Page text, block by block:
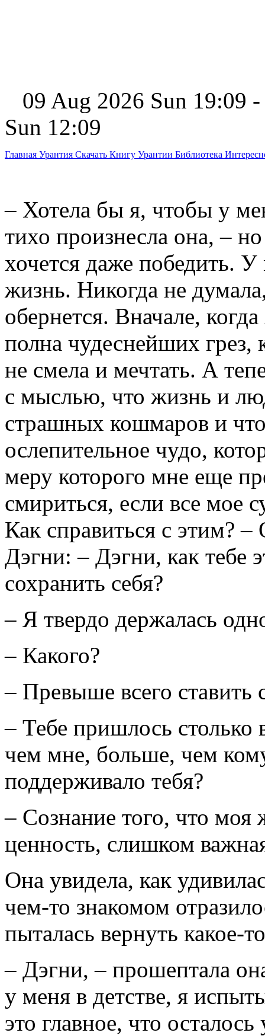
09 Aug 2026 Sun 19:09
Sun 12:09
Главная Урантия Скачать Книгу Урантии Библиотека
– Хотела бы я, чтобы у
тихо произнесла она, –
хочется даже победить.
жизнь. Никогда не
обернется. Вначале,
полна чудеснейших грез,
не смела и мечтать. А
с мыслью, что жизнь и
страшных кошмаров и
ослепительное чудо,
меру которого мне еще
смириться, если все мое
Как справиться с этим?
Дэгни: – Дэгни, как тебе
сохранить себя?
– Я твердо держалась
– Какого?
– Превыше всего ставить
– Тебе пришлось
чем мне, больше, чем
поддерживало тебя?
– Сознание того, что моя
ценность, слишком
Она увидела, как
чем-то знакомом
пыталась вернуть какое-
– Дэгни, – прошептала
у меня в детстве, я
это главное, что